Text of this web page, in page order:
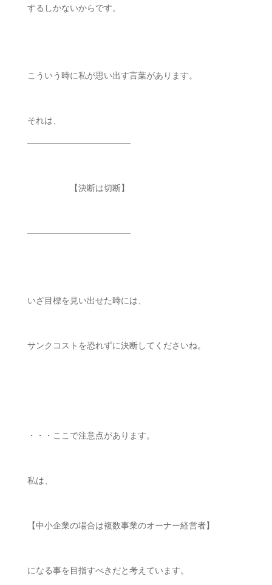
するしかないからです。
こういう時に私が思い出す言葉があります。
それは、
─────────────────
【決断は切断】
─────────────────
いざ目標を見い出せた時には、
サンクコストを恐れずに決断してくださいね。
・・・ここで注意点があります。
私は、
【中小企業の場合は複数事業のオーナー経営者】
になる事を目指すべきだと考えています。